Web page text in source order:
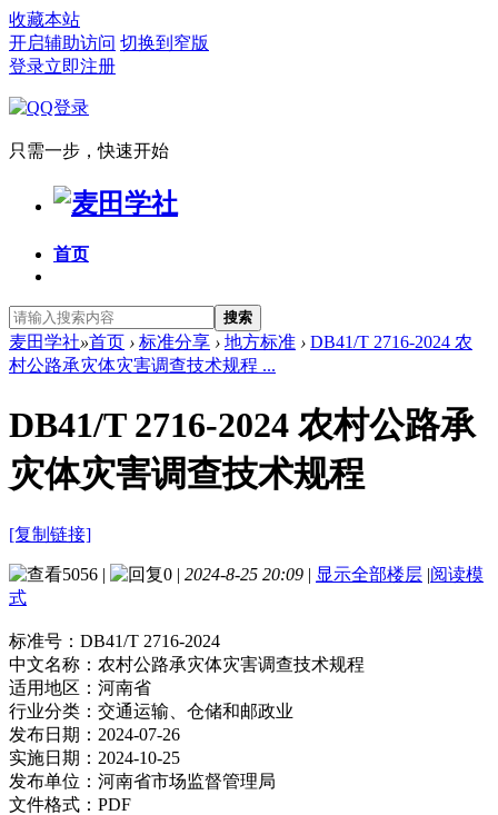
收藏本站
开启辅助访问 切换到窄版
登录立即注册
只需一步，快速开始
首页
搜索
麦田学社»首页 › 标准分享 › 地方标准 › DB41/T 2716-2024 农
村公路承灾体灾害调查技术规程 ...
DB41/T 2716-2024 农村公路承
灾体灾害调查技术规程
[复制链接]
5056 | 0 | 2024-8-25 20:09 | 显示全部楼层 |阅读模
式
标准号： DB41/T 2716-2024
中文名称： 农村公路承灾体灾害调查技术规程
适用地区： 河南省
行业分类： 交通运输、仓储和邮政业
发布日期： 2024-07-26
实施日期： 2024-10-25
发布单位： 河南省市场监督管理局
文件格式： PDF